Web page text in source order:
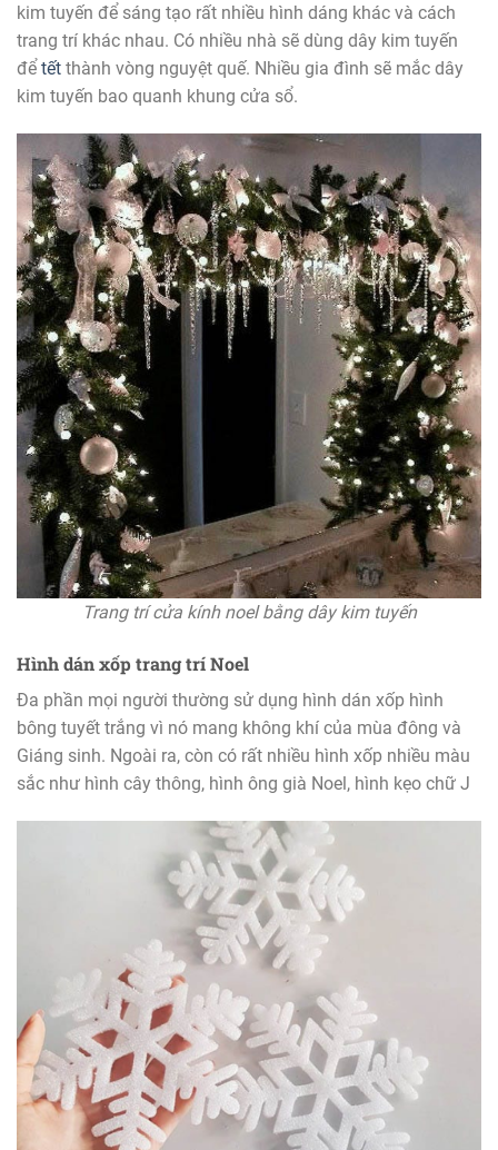
kim tuyến để sáng tạo rất nhiều hình dáng khác và cách
trang trí khác nhau. Có nhiều nhà sẽ dùng dây kim tuyến
để tết thành vòng nguyệt quế. Nhiều gia đình sẽ mắc dây
kim tuyến bao quanh khung cửa sổ.
Trang trí cửa kính noel bằng dây kim tuyến
Hình dán xốp trang trí Noel
Đa phần mọi người thường sử dụng hình dán xốp hình
bông tuyết trắng vì nó mang không khí của mùa đông và
Giáng sinh. Ngoài ra, còn có rất nhiều hình xốp nhiều màu
sắc như hình cây thông, hình ông già Noel, hình kẹo chữ J